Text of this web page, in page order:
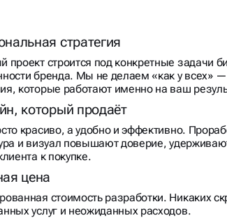
стратегия
проект строится под конкретные задачи
бренда. Мы не делаем «как у всех» —
которые работают именно на ваш
который продаёт
красиво, а удобно и эффективно.
и визуал повышают доверие,
к покупке.
цена
стоимость разработки. Никаких
услуг и неожиданных расходов.